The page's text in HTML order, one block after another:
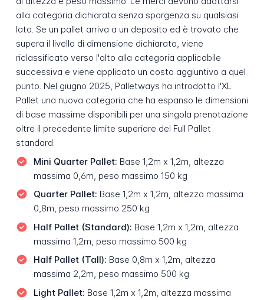
alla categoria dichiarata senza sporgenza su qualsiasi
lato. Se un pallet arriva a un deposito ed è trovato che
supera il livello di dimensione dichiarato, viene
riclassificato verso l'alto alla categoria applicabile
successiva e viene applicato un costo aggiuntivo a quel
punto. Nel giugno 2025, Palletways ha introdotto l'XL
Pallet una nuova categoria che ha espanso le dimensioni
di base massime disponibili per una singola prenotazione
oltre il precedente limite superiore del Full Pallet
standard.
Mini Quarter Pallet: Base 1,2m x 1,2m, altezza
massima 0,6m, peso massimo 150 kg
Quarter Pallet: Base 1,2m x 1,2m, altezza massima
0,8m, peso massimo 250 kg
Half Pallet (Standard): Base 1,2m x 1,2m, altezza
massima 1,2m, peso massimo 500 kg
Half Pallet (Tall): Base 0,8m x 1,2m, altezza
massima 2,2m, peso massimo 500 kg
Light Pallet: Base 1,2m x 1,2m, altezza massima